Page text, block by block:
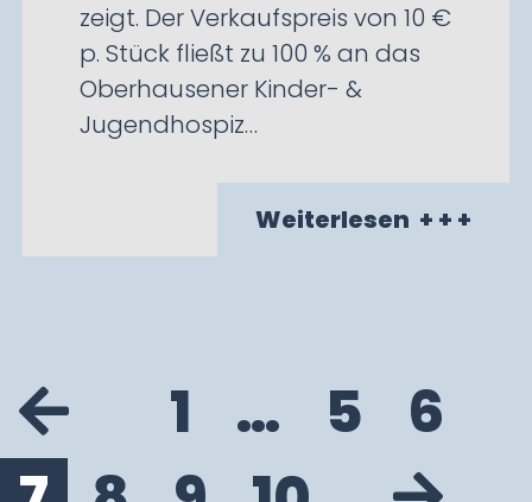
zeigt. Der Verkaufspreis von 10 €
p. Stück fließt zu 100 % an das
Oberhausener Kinder- &
Jugendhospiz…
Weiterlesen + + +
1 … 5
6